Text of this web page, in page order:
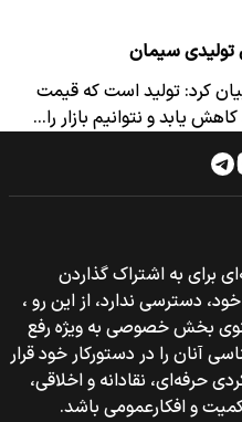
کرد: تولید است که قیمت
یابد و نتوانیم بازار را…
برای به اشتراک گذاردن
دسترسی ندارد، از این رو ،
بخش خصوصی به ویژه رفع
آنان را در دستورکار خود قرار
حرفه‌ای، نقادانه و اخلاقی،
و افکارعمومی باشد.